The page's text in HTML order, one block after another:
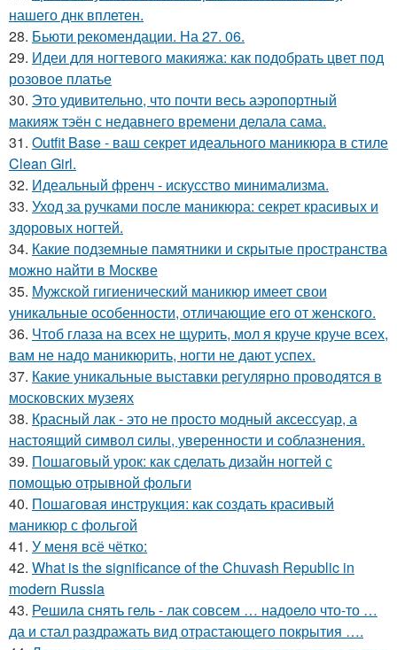
нашего днк вплетен.
28. Бьюти рекомендации. На 27. 06.
29. Идеи для ногтевого макияжа: как подобрать цвет под
розовое платье
30. Это удивительно, что почти весь аэропортный
макияж тэён с недавнего времени делала сама.
31. Outfit Base - ваш секрет идеального маникюра в стиле
Clean Girl.
32. Идеальный френч - искусство минимализма.
33. Уход за ручками после маникюра: секрет красивых и
здоровых ногтей.
34. Какие подземные памятники и скрытые пространства
можно найти в Москве
35. Мужской гигиенический маникюр имеет свои
уникальные особенности, отличающие его от женского.
36. Чтоб глаза на всех не щурить, мол я круче круче всех,
вам не надо маникюрить, ногти не дают успех.
37. Какие уникальные выставки регулярно проводятся в
московских музеях
38. Красный лак - это не просто модный аксессуар, а
настоящий символ силы, уверенности и соблазнения.
39. Пошаговый урок: как сделать дизайн ногтей с
помощью отрывной фольги
40. Пошаговая инструкция: как создать красивый
маникюр с фольгой
41. У меня всё чётко:
42. What is the significance of the Chuvash Republic in
modern Russia
43. Решила снять гель - лак совсем … надоело что-то …
да и стал раздражать вид отрастающего покрытия ….